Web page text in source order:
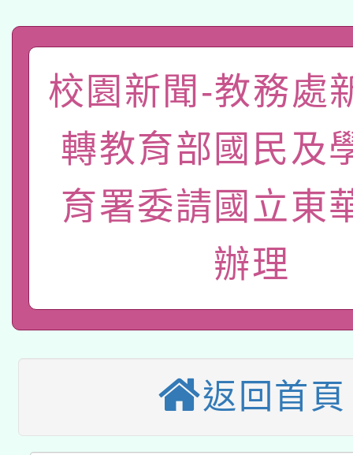
礎課程
A3數位素養講師名單
「數位內容與教學軟體
有關大陸委員會函釋公
薪期間赴陸應申請許可
轉知經濟部水利署委託
業技術研究院辦理「
用水績優單位及節水達
115年8月22日(星期六
桃園市孔廟祈福系列
開 智慧啟航」
本校115學年度第2次
招甄選結果公告(無人
招)
適應運動共學行動站研
本館辦理115年度閱讀
暨閱讀推動專業研習
科技賦能─人工智慧
礎課程
A3數位素養講師名單
校園新聞-教務處
轉教育部國民及
育署委請國立東
辦理
返回首頁